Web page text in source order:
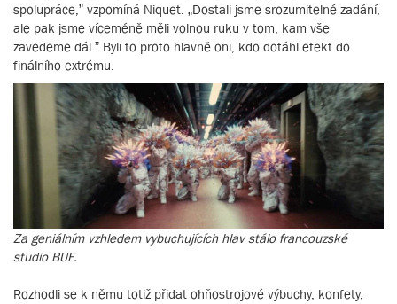
spolupráce,” vzpomíná Niquet. „Dostali jsme srozumitelné zadání,
ale pak jsme víceméně měli volnou ruku v tom, kam vše
zavedeme dál.” Byli to proto hlavně oni, kdo dotáhl efekt do
finálního extrému.
Za geniálním vzhledem vybuchujících hlav stálo francouzské
studio BUF.
Rozhodli se k němu totiž přidat ohňostrojové výbuchy, konfety,